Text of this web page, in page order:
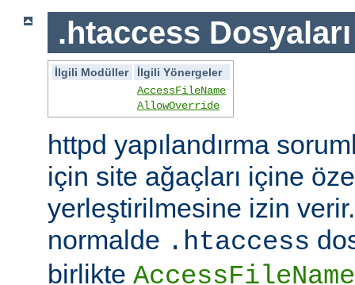
.htaccess Dosyaları
İlgili Modüller
İlgili Yönergeler
AccessFileName
AllowOverride
httpd yapılandırma
için site ağaçları içine
yerleştirilmesine izin
normalde .htaccess
birlikte AccessFileName